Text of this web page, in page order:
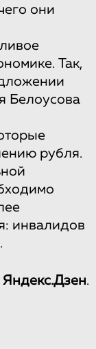
они
Так,
Белоусова
рубля.
инвалидов
Яндекс.Дзен.